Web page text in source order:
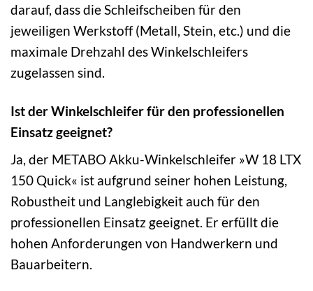
darauf, dass die Schleifscheiben für den
jeweiligen Werkstoff (Metall, Stein, etc.) und die
maximale Drehzahl des Winkelschleifers
zugelassen sind.
Ist der Winkelschleifer für den professionellen
Einsatz geeignet?
Ja, der METABO Akku-Winkelschleifer »W 18 LTX
150 Quick« ist aufgrund seiner hohen Leistung,
Robustheit und Langlebigkeit auch für den
professionellen Einsatz geeignet. Er erfüllt die
hohen Anforderungen von Handwerkern und
Bauarbeitern.